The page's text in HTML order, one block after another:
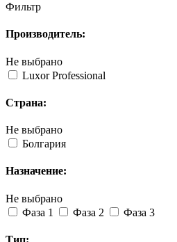
Фильтр
Производитель:
Не выбрано
Luxor Professional
Страна:
Не выбрано
Болгария
Назначение:
Не выбрано
Фаза 1
Фаза 2 Фаза 3
Тип: